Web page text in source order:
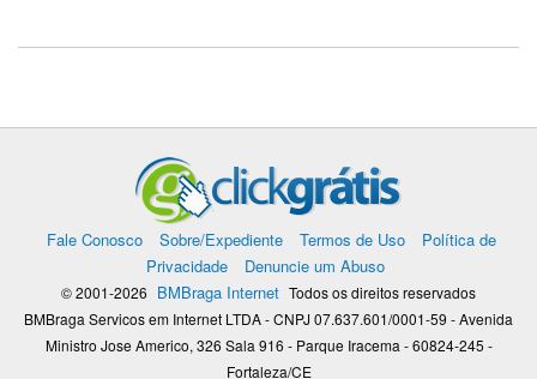
Fale Conosco Sobre/Expediente Termos de Uso
Política de
Privacidade
Denuncie um Abuso
© 2001-2026 BMBraga Internet Todos os direitos reservados
BMBraga Servicos em Internet LTDA - CNPJ 07.637.601/0001-59 - Avenida
Ministro Jose Americo, 326 Sala 916 - Parque Iracema - 60824-245 -
Fortaleza/CE